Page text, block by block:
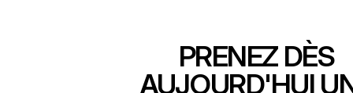
PRENEZ DÈS
AUJOURD'HUI